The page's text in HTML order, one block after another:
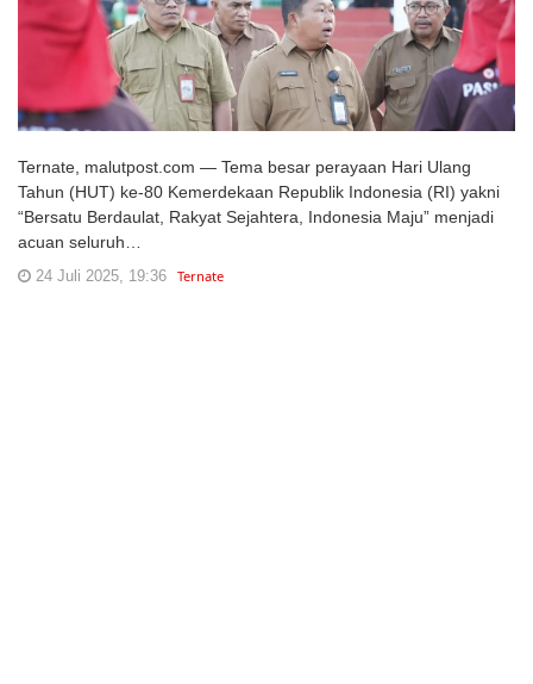
Ternate, malutpost.com — Tema besar perayaan Hari Ulang
Tahun (HUT) ke-80 Kemerdekaan Republik Indonesia (RI) yakni
“Bersatu Berdaulat, Rakyat Sejahtera, Indonesia Maju” menjadi
acuan seluruh…
24 Juli 2025, 19:36 Ternate